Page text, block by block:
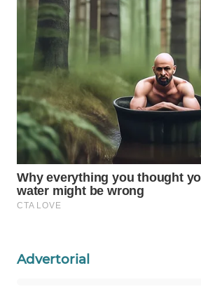
Advertorial
ID
WAHANANEWS
CO ID
WAHANANEWS
NET
WAHANA
SPORT
WAHANA
WAHANA
SELEB